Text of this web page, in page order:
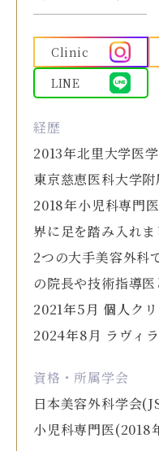
Clinic
LINE
経歴
2013年北里大学医
東京慈恵医科大学
2018年小児科専門
界に足を踏み入れま
2つの大手美容外科
の院長や技術指導医
2021年5月 個人ク
2024年8月 ラヴィ
資格・所属学会
日本美容外科学会
小児科専門医(2018